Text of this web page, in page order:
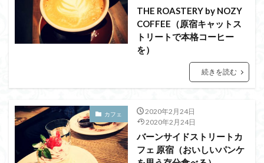
THE ROASTERY by NOZY
COFFEE（原宿キャットス
トリートで本格コーヒー
を）
続きを読む
カフェ
2020年2月24日
2020年2月24日
バーンサイドストリートカ
フェ 原宿（おいしいパンケ